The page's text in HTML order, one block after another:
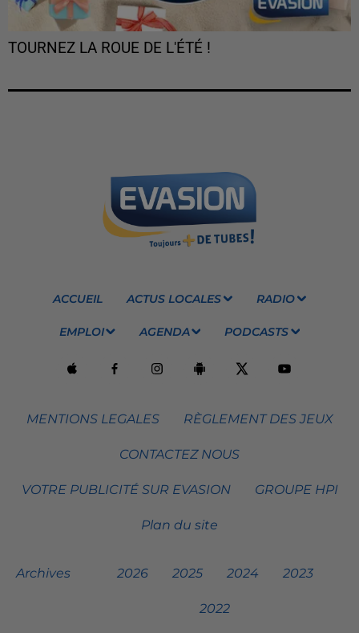
TOURNEZ LA ROUE DE L'ÉTÉ !
ACCUEIL ACTUS LOCALES RADIO
EMPLOI AGENDA PODCASTS
MENTIONS LEGALES RÈGLEMENT DES JEUX
CONTACTEZ NOUS
VOTRE PUBLICITÉ SUR EVASION GROUPE HPI
Plan du site
Archives 2026 2025 2024 2023
2022